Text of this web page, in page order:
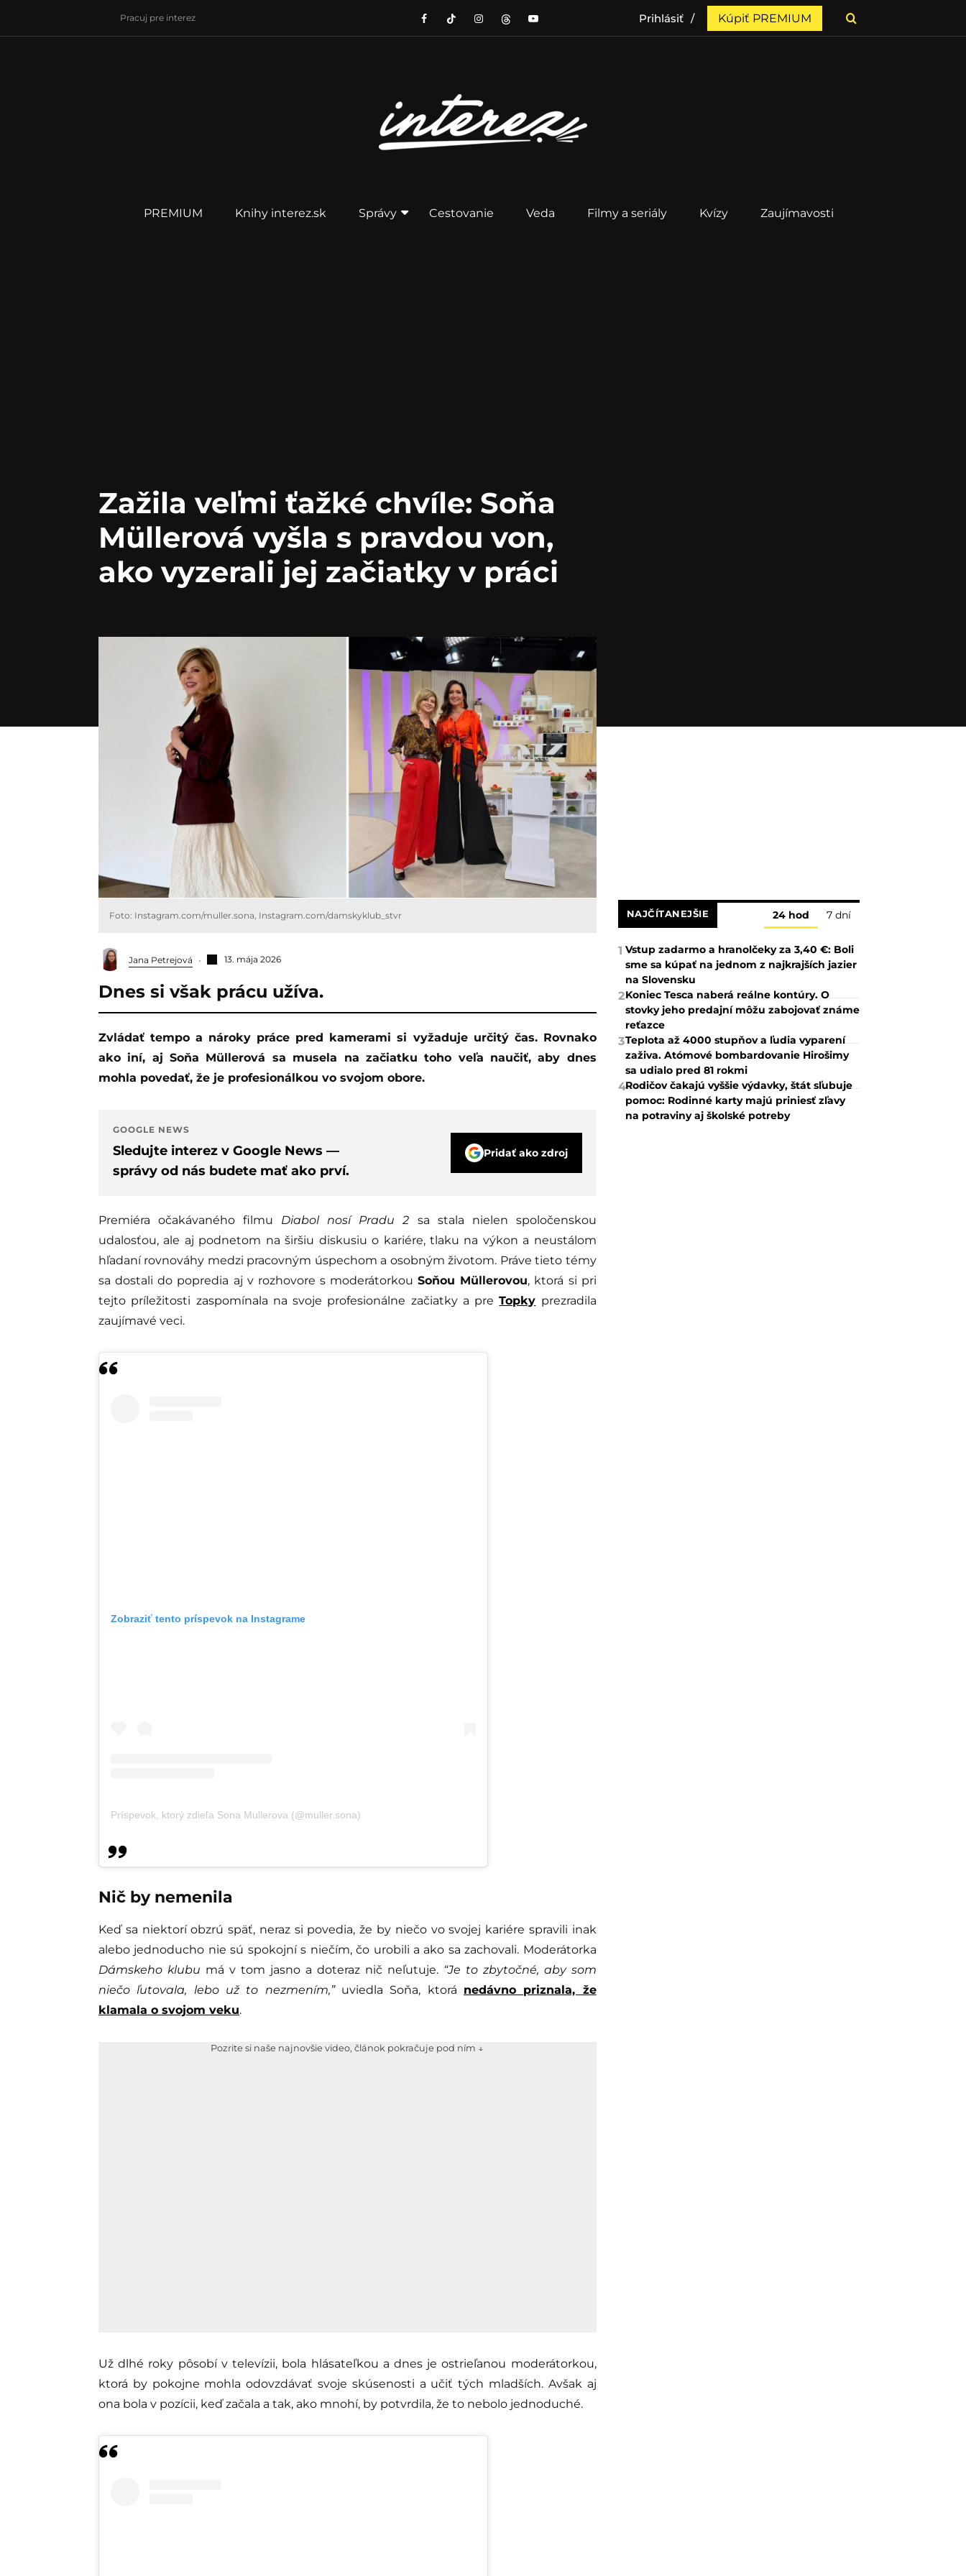
Pracuj pre interez Prihlásiť Kúpiť PREMIUM
PREMIUM Knihy interez.sk Správy Cestovanie Veda Filmy a seriály Kvízy Zaujímavosti
Zažila veľmi ťažké chvíle: Soňa
Müllerová vyšla s pravdou von,
ako vyzerali jej začiatky v práci
Foto: Instagram.com/muller.sona, Instagram.com/damskyklub_stvr
Jana Petrejová 13. mája 2026
Dnes si však prácu užíva.
Zvládať tempo a nároky práce pred kamerami si vyžaduje určitý čas. Rovnako
ako iní, aj Soňa Müllerová sa musela na začiatku toho veľa naučiť, aby dnes
mohla povedať, že je profesionálkou vo svojom obore.
GOOGLE NEWS
Sledujte interez v Google News —
správy od nás budete mať ako prví.
Pridať ako zdroj
Premiéra očakávaného filmu Diabol nosí Pradu 2 sa stala nielen spoločenskou
udalosťou, ale aj podnetom na širšiu diskusiu o kariére, tlaku na výkon a neustálom
hľadaní rovnováhy medzi pracovným úspechom a osobným životom. Práve tieto témy
sa dostali do popredia aj v rozhovore s moderátorkouSoňou Müllerovou, ktorá si pri
tejto príležitosti zaspomínala na svoje profesionálne začiatky a preTopky prezradila
zaujímavé veci.
Zobraziť tento príspevok na Instagrame
Príspevok, ktorý zdieľa Sona Mullerova (@muller.sona)
Nič by nemenila
Keď sa niektorí obzrú späť, neraz si povedia, že by niečo vo svojej kariére spravili inak
alebo jednoducho nie sú spokojní s niečím, čo urobili a ako sa zachovali. Moderátorka
Dámskeho klubu má v tom jasno a doteraz nič neľutuje.“Je to zbytočné, aby som
niečo ľutovala, lebo už to nezmením,”uviedla Soňa, ktorá nedávno priznala, že
klamala o svojom veku.
Pozrite si naše najnovšie video, článok pokračuje pod ním ↓
Už dlhé roky pôsobí v televízii, bola hlásateľkou a dnes je ostrieľanou moderátorkou,
ktorá by pokojne mohla odovzdávať svoje skúsenosti a učiť tých mladších. Avšak aj
ona bola v pozícii, keď začala a tak, ako mnohí, by potvrdila, že to nebolo jednoduché.
NAJČÍTANEJŠIE 24 hod 7 dní
1 Vstup zadarmo a hranolčeky za 3,40 €: Boli
sme sa kúpať na jednom z najkrajších jazier
na Slovensku
2Koniec Tesca naberá reálne kontúry. O
stovky jeho predajní môžu zabojovať známe
reťazce
3Teplota až 4000 stupňov a ľudia vyparení
zaživa. Atómové bombardovanie Hirošimy
sa udialo pred 81 rokmi
4Rodičov čakajú vyššie výdavky, štát sľubuje
pomoc: Rodinné karty majú priniesť zľavy
na potraviny aj školské potreby